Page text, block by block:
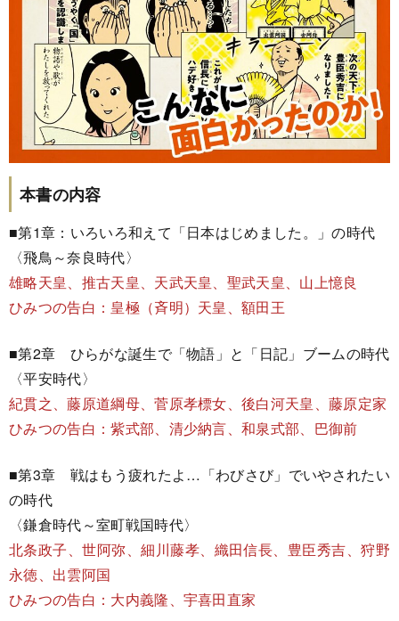
本書の内容
■第1章：いろいろ和えて「日本はじめました。」の時代
〈飛鳥～奈良時代〉
雄略天皇、推古天皇、天武天皇、聖武天皇、山上憶良
ひみつの告白：皇極（斉明）天皇、額田王
■第2章 ひらがな誕生で「物語」と「日記」ブームの時代
〈平安時代〉
紀貫之、藤原道綱母、菅原孝標女、後白河天皇、藤原定家
ひみつの告白：紫式部、清少納言、和泉式部、巴御前
■第3章 戦はもう疲れたよ…「わびさび」でいやされたい
の時代
〈鎌倉時代～室町戦国時代〉
北条政子、世阿弥、細川藤孝、織田信長、豊臣秀吉、狩野
永徳、出雲阿国
ひみつの告白：大内義隆、宇喜田直家